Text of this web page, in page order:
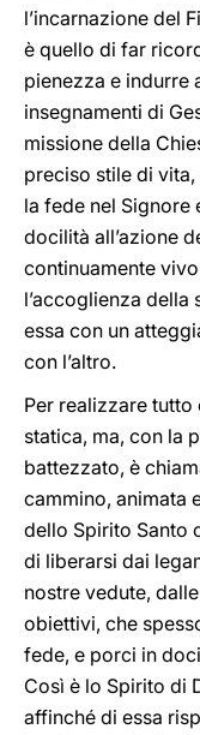
l’incarnazione del
è quello di far
pienezza e indurre
insegnamenti di
missione della
preciso stile di
la fede nel Signore
docilità all’azione
continuamente
l’accoglienza della
essa con un
con l’altro.
Per realizzare tutto
statica, ma, con la
battezzato, è
cammino, animata
dello Spirito Santo
di liberarsi dai
nostre vedute,
obiettivi, che
fede, e porci in
Così è lo Spirito di
affinché di essa